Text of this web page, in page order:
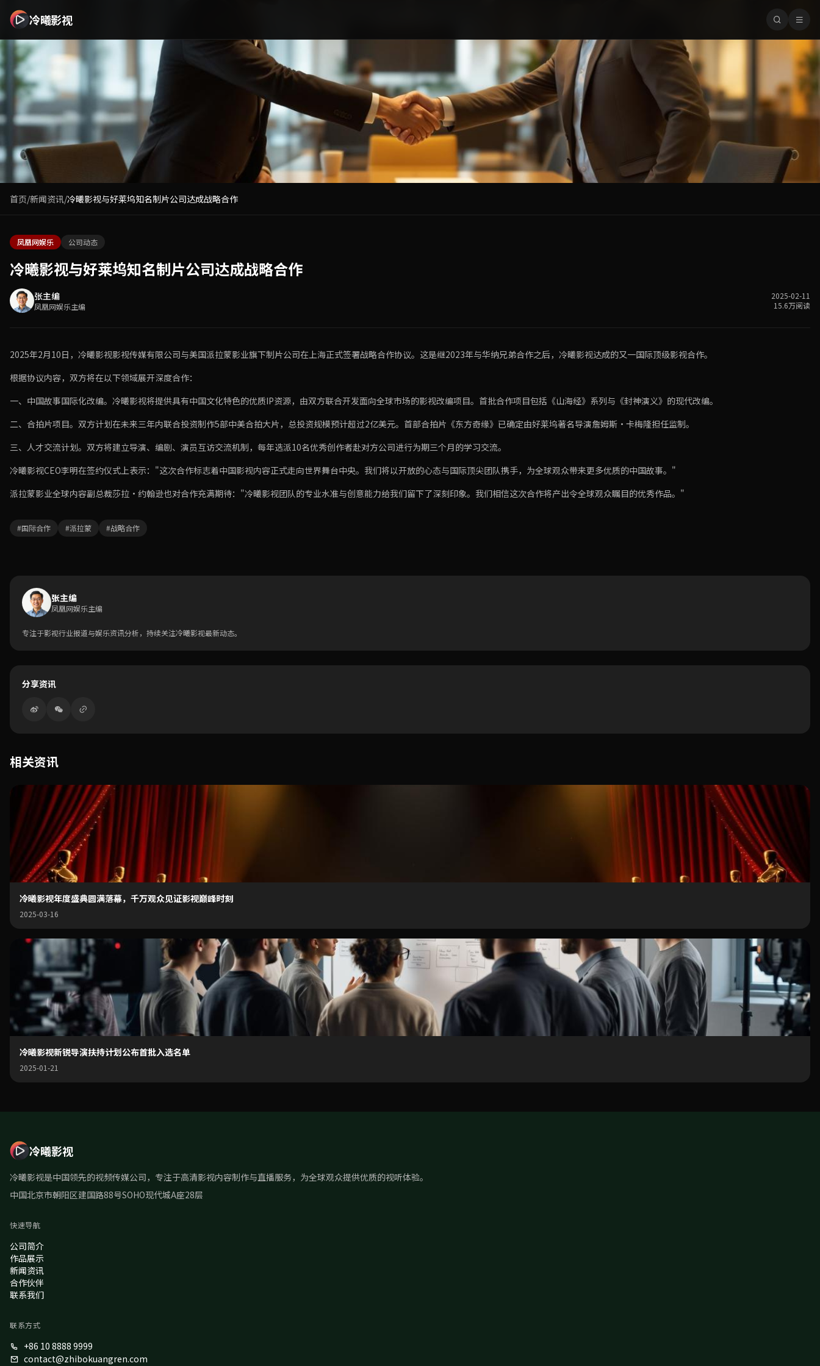
冷曦影视 - 免费在线观看最新热门电影电视剧高清资源全集无广告流畅播放
冷曦影视
首页/新闻资讯/冷曦影视与好莱坞知名制片公司达成战略合作
凤凰网娱乐 公司动态
冷曦影视与好莱坞知名制片公司达成战略合作
张主编
凤凰网娱乐主编
2025-02-11
15.6万阅读
2025年2月10日，冷曦影视影视传媒有限公司与美国派拉蒙影业旗下制片公司在上海正式签署战略合作协议。这是继2023年与华纳兄弟合作之后，冷曦影视达成的又一国际顶级影视合作。
根据协议内容，双方将在以下领域展开深度合作：
一、中国故事国际化改编。冷曦影视将提供具有中国文化特色的优质IP资源，由双方联合开发面向全球市场的影视改编项目。首批合作项目包括《山海经》系列与《封神演义》的现代改编。
二、合拍片项目。双方计划在未来三年内联合投资制作5部中美合拍大片，总投资规模预计超过2亿美元。首部合拍片《东方奇缘》已确定由好莱坞著名导演詹姆斯·卡梅隆担任监制。
三、人才交流计划。双方将建立导演、编剧、演员互访交流机制，每年选派10名优秀创作者赴对方公司进行为期三个月的学习交流。
冷曦影视CEO李明在签约仪式上表示："这次合作标志着中国影视内容正式走向世界舞台中央。我们将以开放的心态与国际顶尖团队携手，为全球观众带来更多优质的中国故事。"
派拉蒙影业全球内容副总裁莎拉·约翰逊也对合作充满期待："冷曦影视团队的专业水准与创意能力给我们留下了深刻印象。我们相信这次合作将产出令全球观众瞩目的优秀作品。"
#国际合作 #派拉蒙 #战略合作
张主编
凤凰网娱乐主编
专注于影视行业报道与娱乐资讯分析，持续关注冷曦影视最新动态。
分享资讯
相关资讯
冷曦影视年度盛典圆满落幕，千万观众见证影视巅峰时刻
2025-03-16
冷曦影视新锐导演扶持计划公布首批入选名单
2025-01-21
冷曦影视
冷曦影视是中国领先的视频传媒公司，专注于高清影视内容制作与直播服务，为全球观众提供优质的视听体验。
中国北京市朝阳区建国路88号SOHO现代城A座28层
快速导航
公司简介
作品展示
新闻资讯
合作伙伴
联系我们
联系方式
+86 10 8888 9999
contact@zhibokuangren.com